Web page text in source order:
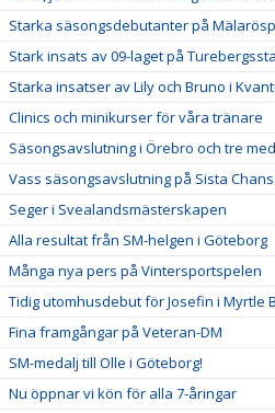
Starka säsongsdebutanter på
Stark insats av 09-laget på
Starka insatser av Lily och Bruno i
Clinics och minikurser för våra tränare
Säsongsavslutning i Örebro och tre
Vass säsongsavslutning på Sista
Seger i Svealandsmästerskapen
Alla resultat från SM-helgen i Göteborg
Många nya pers på Vintersportspelen
Tidig utomhusdebut för Josefin i Myrtle
Fina framgångar på Veteran-DM
SM-medalj till Olle i Göteborg!
Nu öppnar vi kön för alla 7-åringar